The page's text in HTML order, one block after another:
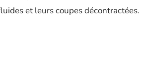
et leurs coupes décontractées.